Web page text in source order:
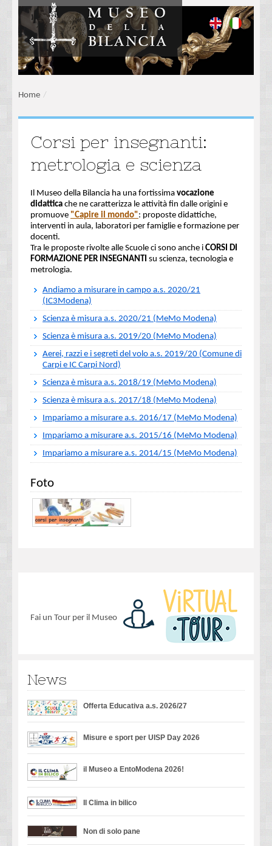
Home /
Corsi per insegnanti:
metrologia e scienza
Il Museo della Bilancia ha una fortissima vocazione
didattica che ne caratterizza le attività fin dalle origini e
promuove "Capire il mondo": proposte didattiche,
interventi in aula, laboratori per famiglie e formazione per
docenti.
Tra le proposte rivolte alle Scuole ci sono anche i CORSI DI
FORMAZIONE PER INSEGNANTI su scienza, tecnologia e
metrologia.
Andiamo a misurare in campo a.s. 2020/21
(IC3Modena)
Scienza è misura a.s. 2020/21 (MeMo Modena)
Scienza è misura a.s. 2019/20 (MeMo Modena)
Aerei, razzi e i segreti del volo a.s. 2019/20 (Comune di
Carpi e IC Carpi Nord)
Scienza è misura a.s. 2018/19 (MeMo Modena)
Scienza è misura a.s. 2017/18 (MeMo Modena)
Impariamo a misurare a.s. 2016/17 (MeMo Modena)
Impariamo a misurare a.s. 2015/16 (MeMo Modena)
Impariamo a misurare a.s. 2014/15 (MeMo Modena)
Foto
Fai un Tour per il Museo
News
Offerta Educativa a.s. 2026/27
Misure e sport per UISP Day 2026
il Museo a EntoModena 2026!
Il Clima in bilico
Non di solo pane